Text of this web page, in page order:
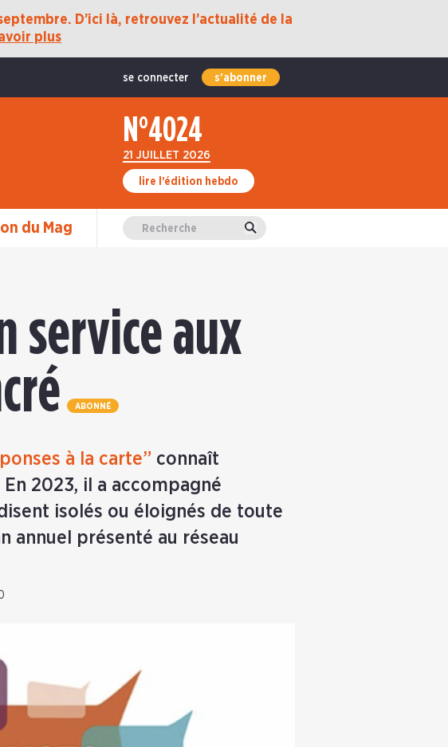
D’ici là, retrouvez l’actualité de la
plus
se connecter s'abonner
N°4024
21 JUILLET 2026
lire l’édition hebdo
du Mag Valider
service aux
ABONNÉ
à la carte” connaît
2023, il a accompagné
isolés ou éloignés de toute
annuel présenté au réseau